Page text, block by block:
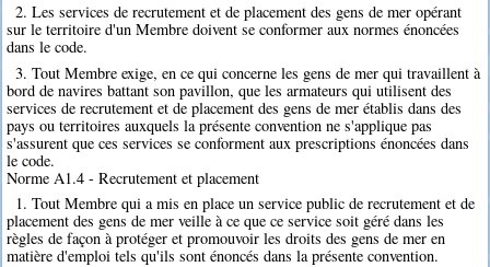
2. Les services de recrutement et de placement des gens de mer opérant
sur le territoire d'un Membre doivent se conformer aux normes énoncées
dans le code.
3. Tout Membre exige, en ce qui concerne les gens de mer qui travaillent à
bord de navires battant son pavillon, que les armateurs qui utilisent des
services de recrutement et de placement des gens de mer établis dans des
pays ou territoires auxquels la présente convention ne s'applique pas
s'assurent que ces services se conforment aux prescriptions énoncées dans
le code.
Norme A1.4 - Recrutement et placement
1. Tout Membre qui a mis en place un service public de recrutement et de
placement des gens de mer veille à ce que ce service soit géré dans les
règles de façon à protéger et promouvoir les droits des gens de mer en
matière d'emploi tels qu'ils sont énoncés dans la présente convention.